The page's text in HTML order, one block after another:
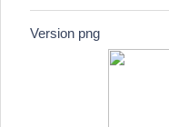
Version png